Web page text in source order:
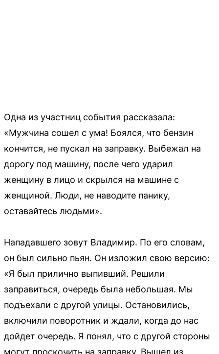
Одна из участниц события рассказала:
«Мужчина сошел с ума! Боялся, что бензин
кончится, не пускал на заправку. Выбежал на
дорогу под машину, после чего ударил
женщину в лицо и скрылся на машине с
женщиной. Люди, не наводите панику,
оставайтесь людьми».
Нападавшего зовут Владимир. По его словам,
он был сильно пьян. Он изложил свою версию:
«Я был прилично выпивший. Решили
заправиться, очередь была небольшая. Мы
подъехали с другой улицы. Остановились,
включили поворотник и ждали, когда до нас
дойдет очередь. Я понял, что с другой стороны
могут проскочить на заправку. Вышел из